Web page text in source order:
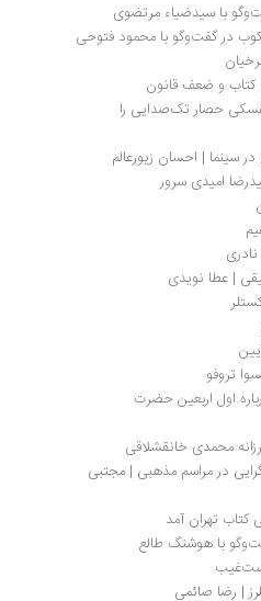
سیدضیاء مرتضوی
گفت‌وگو با محمود فتوحی
ضعف قانون
چگونه برادران کارامازوف داستایفسکی حصار تک‌صدایی را
| احسان زیورعالم
سرور
نویدی
نشست نقد و بررسی تحقیق درباره اول اربعین حضرت
خانقشلاقی
آمد
هوشنگ طالع
صائمی